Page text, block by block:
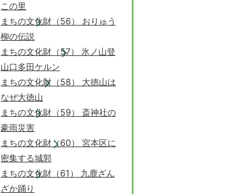
この里
まちの文化財（56） おりゅう
柳の伝説
まちの文化財（57） 氷ノ山登
山口多田ケルン
まちの文化財（58） 大徳山は
なぜ大徳山
まちの文化財（59） 斎神社の
豪雨災害
まちの文化財（60） 宮本区に
密集する城郭
まちの文化財（61） 九鹿ざん
ざか踊り